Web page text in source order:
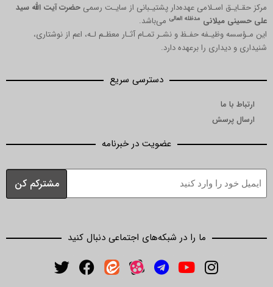
مرکز حقـایـق اسـلامی عهده‌دار پشتیـبانی از سایـت رسمی حضرت آیت الله سید
علی حسینی میلانی مدظله العالی می‌باشد.
این مـؤسسه وظیـفه حفـظ و نشـر تمـام آثـار معظـم لـه، اعم از نوشتاری،
شنیداری و دیداری را برعهده دارد.
دسترسی سریع
ارتباط با ما
ارسال پرسش
عضویت در خبرنامه
ما را در شبکه‌های اجتماعی دنبال کنید